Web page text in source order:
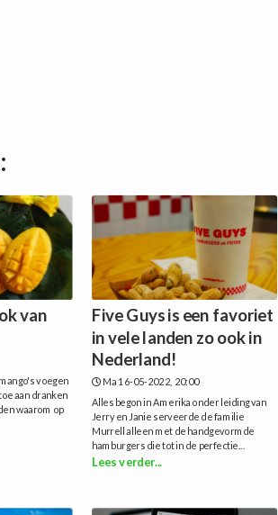
van
voegen
aan dranken
waarom op
Five Guys is een favoriet
in vele landen zo ook in
Nederland!
Ma 16-05-2022, 20:00
Alles begon in Amerika onder leiding van
Jerry en Janie serveerde de familie
Murrell alleen met de handgevormde
hamburgers die tot in de perfectie...
Lees verder...